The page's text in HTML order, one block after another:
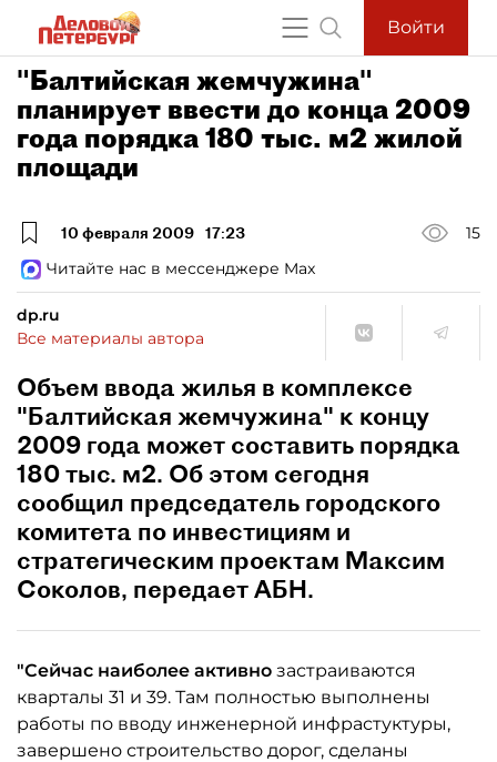
Войти
"Балтийская жемчужина"
планирует ввести до конца 2009
года порядка 180 тыс. м2 жилой
площади
10 февраля 2009 17:23
15
Читайте нас в мессенджере Max
dp.ru
Все материалы автора
Объем ввода жилья в комплексе
"Балтийская жемчужина" к концу
2009 года может составить порядка
180 тыс. м2. Об этом сегодня
сообщил председатель городского
комитета по инвестициям и
стратегическим проектам Максим
Соколов, передает АБН.
"Сейчас наиболее активно застраиваются
кварталы 31 и 39. Там полностью выполнены
работы по вводу инженерной инфрастуктуры,
завершено строительство дорог, сделаны